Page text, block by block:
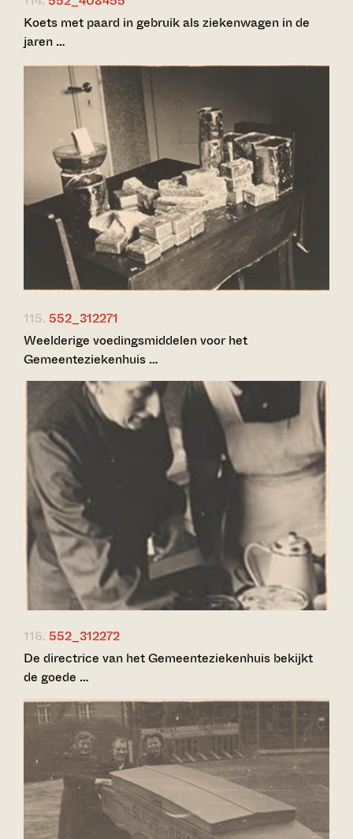
Koets met paard in gebruik als ziekenwagen in de
jaren …
115. 552_312271
Weelderige voedingsmiddelen voor het
Gemeenteziekenhuis …
116. 552_312272
De directrice van het Gemeenteziekenhuis bekijkt
de goede …